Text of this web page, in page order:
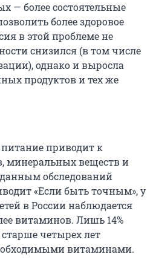
— более состоятельные
более здоровое
в этой проблеме не
снизился (в том числе
однако и выросла
продуктов и тех же
приводит к
минеральных веществ и
обследований
«Если быть точным», у
в России наблюдается
витаминов. Лишь 14%
старше четырех лет
витаминами.